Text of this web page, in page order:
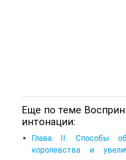
Еще по теме
интонации:
Глава II. Способы
королевства и